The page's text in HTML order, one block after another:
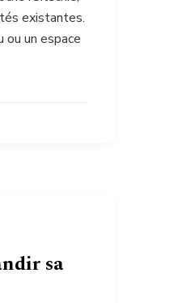
existantes.
ou un espace
sa